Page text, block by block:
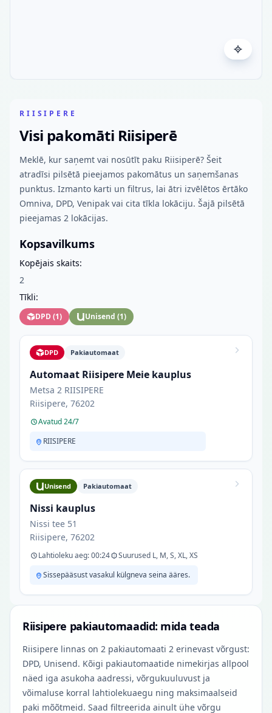
RIISIPERE
Visi pakomāti Riisiperē
Meklē, kur saņemt vai nosūtīt paku Riisiperē? Šeit
atradīsi pilsētā pieejamos pakomātus un saņemšanas
punktus. Izmanto karti un filtrus, lai ātri izvēlētos ērtāko
Omniva, DPD, Venipak vai cita tīkla lokāciju. Šajā pilsētā
pieejamas 2 lokācijas.
Kopsavilkums
Kopējais skaits:
2
Tīkli:
DPD(1) Unisend (1)
DPD Pakiautomaat
Automaat Riisipere Meie kauplus
Metsa 2 RIISIPERE
Riisipere, 76202
Avatud 24/7
RIISIPERE
Unisend Pakiautomaat
Nissi kauplus
Nissi tee 51
Riisipere, 76202
Lahtioleku aeg: 00:24
Suurused L, M, S, XL, XS
Sissepääsust vasakul külgneva seina ääres.
Riisipere pakiautomaadid: mida teada
Riisipere linnas on 2 pakiautomaati 2 erinevast võrgust:
DPD, Unisend. Kõigi pakiautomaatide nimekirjas allpool
näed iga asukoha aadressi, võrgukuuluvust ja
võimaluse korral lahtiolekuaegu ning maksimaalseid
paki mõõtmeid. Saad filtreerida ainult ühe võrgu